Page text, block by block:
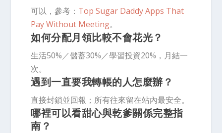
可以，參考： Top Sugar Daddy Apps That
Pay Without Meeting。
如何分配月領比較不會花光？
生活50%／儲蓄30%／學習投資20%，月結一
次。
遇到一直要我轉帳的人怎麼辦？
直接封鎖並回報；所有往來留在站內最安全。
哪裡可以看甜心與乾爹關係完整指
南？